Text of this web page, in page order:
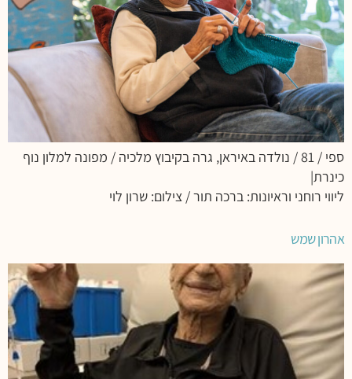
ספי / 81 / נולדה באיראן, גרה בקיבוץ מלכיה / מפונה למלון נוף
כינרת|
ליווי רוחני וראיונות: ברכה תור / צילום: שרון לוי
אהרון שמש